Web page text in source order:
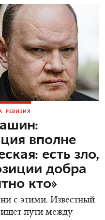
РЕВИЗИЯ
вполне
есть зло,
добра
кто»
с этими. Известный
пути между